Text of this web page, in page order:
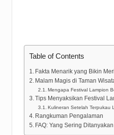
Table of Contents
Fakta Menarik yang Bikin
Malam Magis di Taman
Mengapa Festival Lampion
Tips Menyaksikan Festival
Kulineran Setelah Terpukau
Rangkuman Pengalaman
FAQ: Yang Sering Ditanyakan